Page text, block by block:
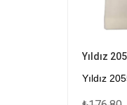
Yıldız
Yıldız
%100